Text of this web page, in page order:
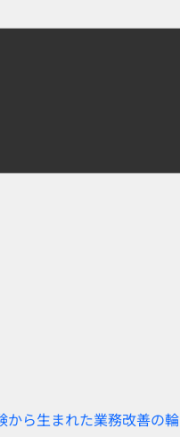
から生まれた業務改善の輪